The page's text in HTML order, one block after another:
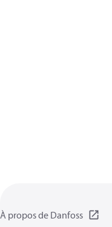
À propos de Danfoss